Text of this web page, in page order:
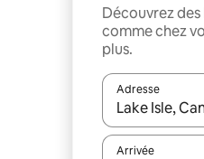
Découvrez
comme chez
plus.
Adresse
Lorsque les
Arrivée